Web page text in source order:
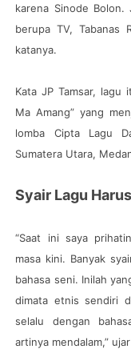
karena Sinode
berupa TV, Tabanas
katanya.
Kata JP Tamsar, lagu
Ma Amang” yang
lomba Cipta Lagu
Sumatera Utara,
Syair Lagu
“Saat ini saya
masa kini. Banyak
bahasa seni. Inilah
dimata etnis sendiri
selalu dengan
artinya mendalam,”